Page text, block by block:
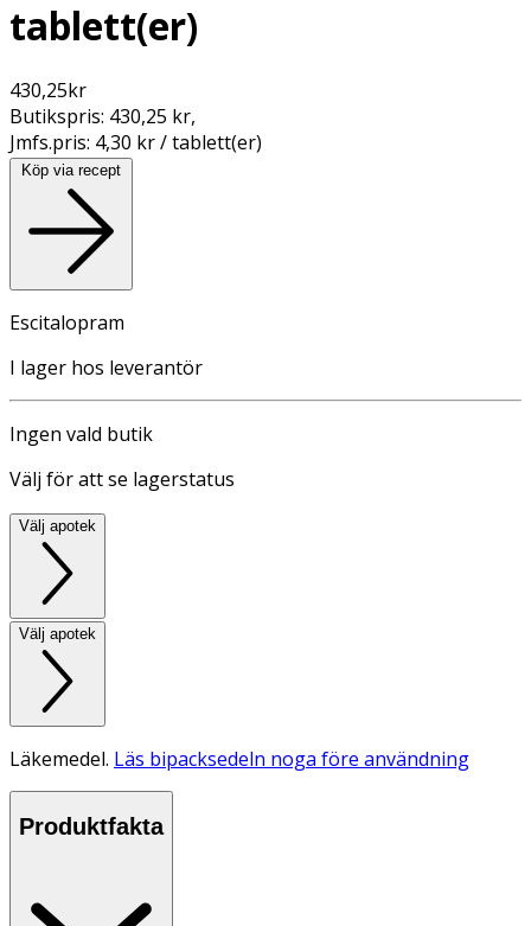
tablett(er)
430,25kr
Butikspris: 430,25 kr,
Jmfs.pris: 4,30 kr / tablett(er)
Köp via recept
Escitalopram
I lager hos leverantör
Ingen vald butik
Välj för att se lagerstatus
Välj apotek
Välj apotek
Läkemedel. Läs bipacksedeln noga före användning
Produktfakta